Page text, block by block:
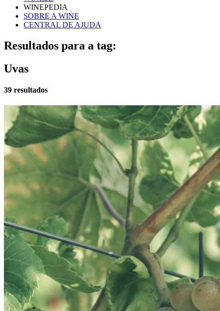
WINEPEDIA
SOBRE A WINE
CENTRAL DE AJUDA
Resultados para a tag:
Uvas
39 resultados